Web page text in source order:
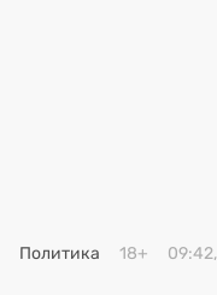
Политика 18+